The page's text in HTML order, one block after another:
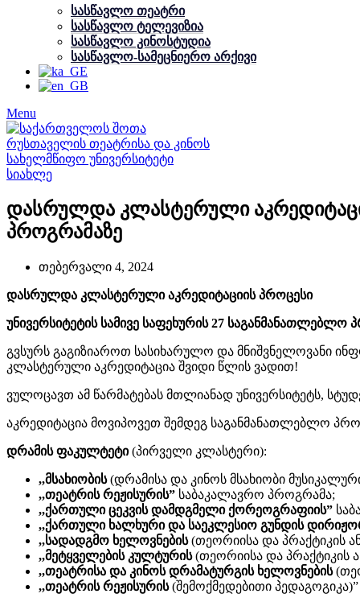
სასწავლო თეატრი
სასწავლო ტელევიზია
სასწავლო კინოსტუდია
სასწავლო-სამეცნიერო არქივი
Menu
სიახლე
დასრულდა კლასტერული
პროგრამაზე
თებერვალი 4, 2024
დასრულდა კლასტერული აკრედიტაციის პროცესი
უნივერსიტეტის სამივე საფეხურის 27 საგანმანათლებლო
გვსურს გაგიზიაროთ სასიხარულო და მნიშვნელოვანი
კლასტერული აკრედიტაცია შვიდი წლის ვადით!
ვულოცავთ ამ წარმატებას მთლიანად უნივერსიტეტს,
აკრედიტაცია მოვიპოვეთ შემდეგ საგანმანათლებლო
დრამის ფაკულტეტი(პირველი კლასტერი):
,,მსახიობის(დრამისა და კინოს მსახიობი
,,თეატრის რეჟისურის” საბაკალავრო პროგრამა;
,,ქართული ცეკვის დამდგმელი ქორეოგრაფიის”
,,ქართული ხალხური და საეკლესიო გუნდის
,,სადადგმო ხელოვნების(თეორიისა და პრაქტიკის
,,მეტყველების კულტურის(თეორიისა და პრაქტიკის
,,თეატრისა და კინოს დრამატურგის ხელოვნების
,,თეატრის რეჟისურის(შემოქმედებითი